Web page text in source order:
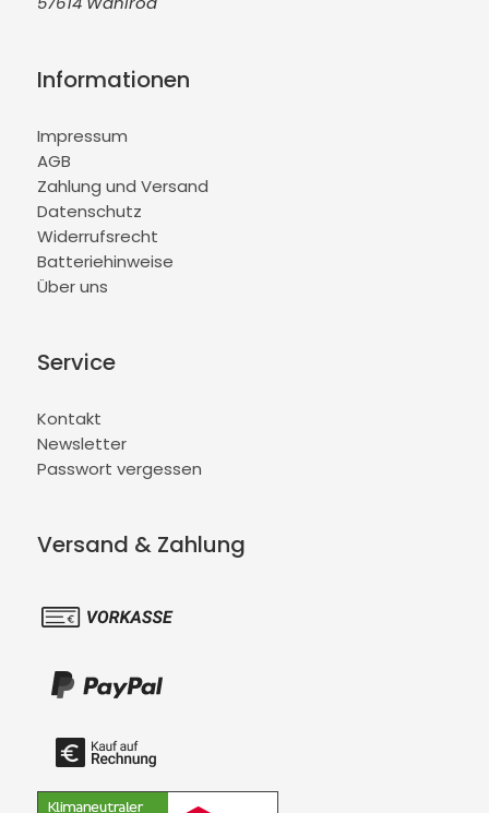
Informationen
Impressum
AGB
Zahlung und Versand
Datenschutz
Widerrufsrecht
Batteriehinweise
Über uns
Service
Kontakt
Newsletter
Passwort vergessen
Versand & Zahlung